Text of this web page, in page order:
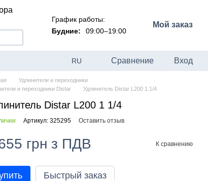
График работы:
Будние:
09:00–19:00
Мой заказ
RU Сравнение Вход
Удлинители и переходники
и переходники Distar
Удлинитель Distar L200 1 1/4
Distar L200 1 1/4
Артикул: 325295 Оставить отзыв
грн з ПДВ К сравнению
Быстрый заказ